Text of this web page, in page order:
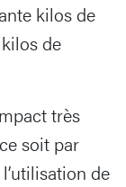
kilos de
de
très
soit par
de